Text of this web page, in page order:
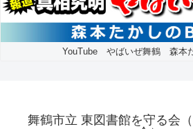
YouTube やばいぜ舞鶴 森本
舞鶴市立 東図書館を守る会